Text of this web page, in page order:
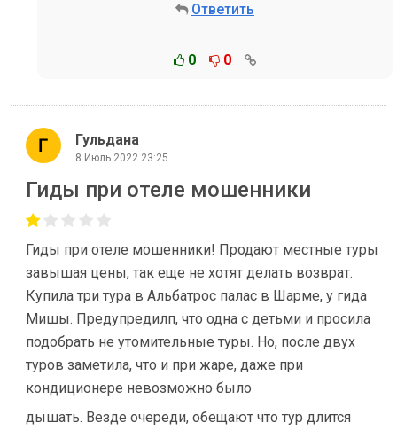
Ответить
0 0
Гульдана
8 Июль 2022 23:25
Гиды при отеле мошенники
Гиды при отеле мошенники! Продают местные туры
завышая цены, так еще не хотят делать возврат.
Купила три тура в Альбатрос палас в Шарме, у гида
Мишы. Предупредилп, что одна с детьми и просила
подобрать не утомительные туры. Но, после двух
туров заметила, что и при жаре, даже при
кондиционере невозможно было
дышать. Везде очереди, обещают что тур длится